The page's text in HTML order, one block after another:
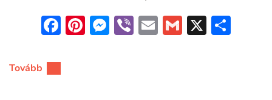
Facebook
Pinterest
Messenger
ViberEmailGmail
X
Tovább